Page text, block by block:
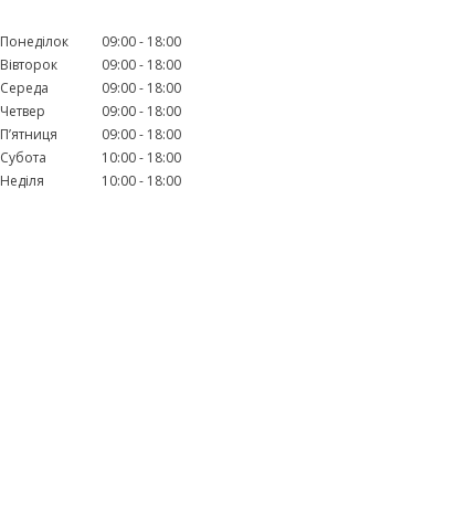
Понеділок 09:00
18:00
Вівторок
09:00
18:00
Середа
09:00
18:00
Четвер
09:00
18:00
Пʼятниця
09:00
18:00
Субота
10:00
18:00
Неділя
10:00 18:00